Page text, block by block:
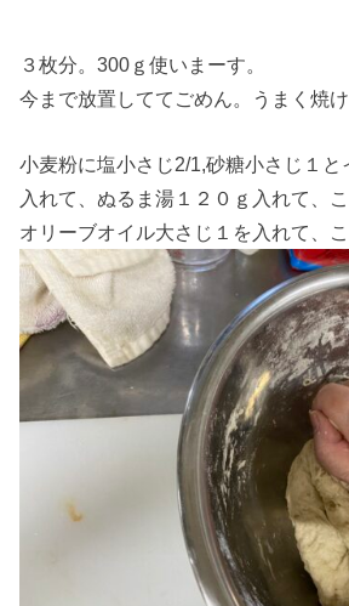
３枚分。300ｇ使いまーす。
今まで放置しててごめん。うまく焼け
小麦粉に塩小さじ2/1,砂糖小さじ１と
入れて、ぬるま湯１２０ｇ入れて、こ
オリーブオイル大さじ１を入れて、こ